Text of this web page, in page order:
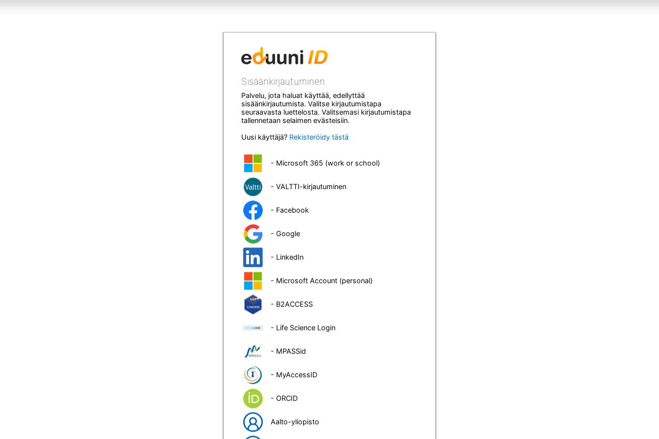
Sisäänkirjautuminen
Palvelu, jota haluat käyttää, edellyttää
sisäänkirjautumista. Valitse kirjautumistapa
seuraavasta luettelosta. Valitsemasi kirjautumistapa
tallennetaan selaimen evästeisiin.
Uusi käyttäjä? Rekisteröidy tästä
- Microsoft 365 (work or school)
- VALTTI-kirjautuminen
- Facebook
- Google
- LinkedIn
- Microsoft Account (personal)
- B2ACCESS
- Life Science Login
- MPASSid
- MyAccessID
- ORCID
Aalto-yliopisto